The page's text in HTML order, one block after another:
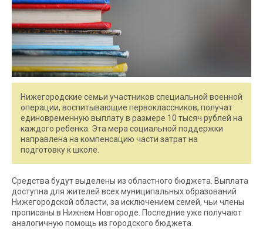
Нижегородские семьи участников специальной военной
операции, воспитывающие первоклассников, получат
единовременную выплату в размере 10 тысяч рублей на
каждого ребенка. Эта мера социальной поддержки
направлена на компенсацию части затрат на
подготовку к школе.
Средства будут выделены из областного бюджета. Выплата
доступна для жителей всех муниципальных образований
Нижегородской области, за исключением семей, чьи члены
прописаны в Нижнем Новгороде. Последние уже получают
аналогичную помощь из городского бюджета.